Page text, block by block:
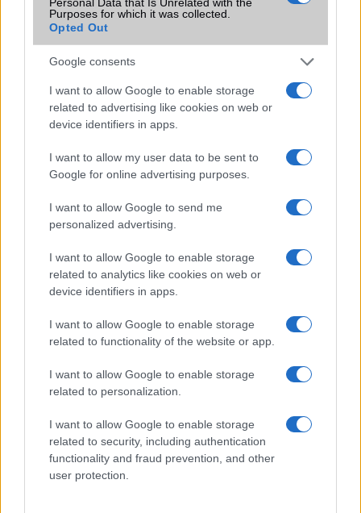
Purposes for which it was collected.
Opted Out
Google consents
I want to allow Google to enable storage
related to advertising like cookies on web or
device identifiers in apps.
I want to allow my user data to be sent to
Google for online advertising purposes.
I want to allow Google to send me
personalized advertising.
I want to allow Google to enable storage
related to analytics like cookies on web or
device identifiers in apps.
I want to allow Google to enable storage
related to functionality of the website or app.
I want to allow Google to enable storage
related to personalization.
I want to allow Google to enable storage
related to security, including authentication
functionality and fraud prevention, and other
user protection.
frissítésből – itt a lista az érintett
modellekről
2026.06.30 | Phone Arena
A One UI 9 érkezése új mesterséges intelligencia-
funkciókat és továbbfejlesztett kezelőfelületet hoz,
azonban több korábbi csúcskategóriás és középkategóriás
Galaxy készülék számára ez lesz az út vége.
iPhone 18 bemutató dátum - ekkor
rántja le a leplet az Apple az új
csúcsmobilokról
2026.06.29| Phone Arena
A szeptemberi eseményen az iPhone 18 Pro modellek
bemutatkozhat, miközben az áremelésekről szóló
találgatások továbbra is beárnyékolják a rajtot.
funkció, amely észrevétlenül könnyíti
meg a mindennapokat
Sok felhasználó külön alkalmazásokra esküszik, pedig az
Android már évek óta olyan intelligens funkciókat kínál,
Ez a rejtett Samsung funkció teljesen
megváltoztatja a mobilhasználatot –
sokan mégsem tudnak róla